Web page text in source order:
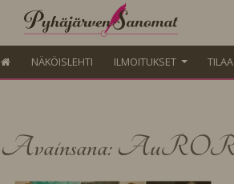
NÄKÖISLEHTI ILMOITUKSET TILAA
Avainsana: